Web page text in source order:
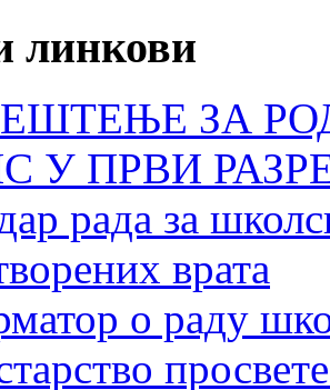
линкови
ЗА
У ПРВИ
рада за
врата
о раду